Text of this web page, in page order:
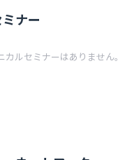
ナー
ルセミナーはありません。